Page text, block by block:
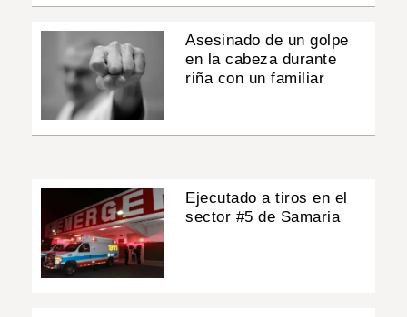
Asesinado de un golpe
en la cabeza durante
riña con un familiar
Ejecutado a tiros en el
sector #5 de Samaria